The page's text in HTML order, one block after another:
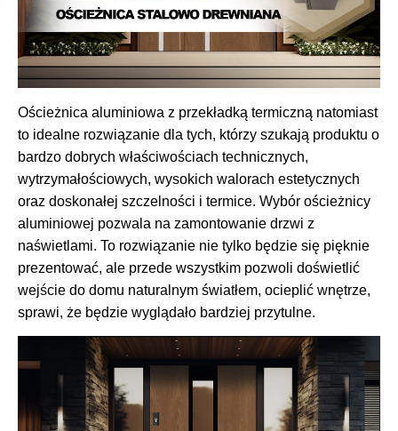
Ościeżnica aluminiowa z przekładką termiczną natomiast
to idealne rozwiązanie dla tych, którzy szukają produktu o
bardzo dobrych właściwościach technicznych,
wytrzymałościowych, wysokich walorach estetycznych
oraz doskonałej szczelności i termice. Wybór ościeżnicy
aluminiowej pozwala na zamontowanie drzwi z
naświetlami. To rozwiązanie nie tylko będzie się pięknie
prezentować, ale przede wszystkim pozwoli doświetlić
wejście do domu naturalnym światłem, ocieplić wnętrze,
sprawi, że będzie wyglądało bardziej przytulne.